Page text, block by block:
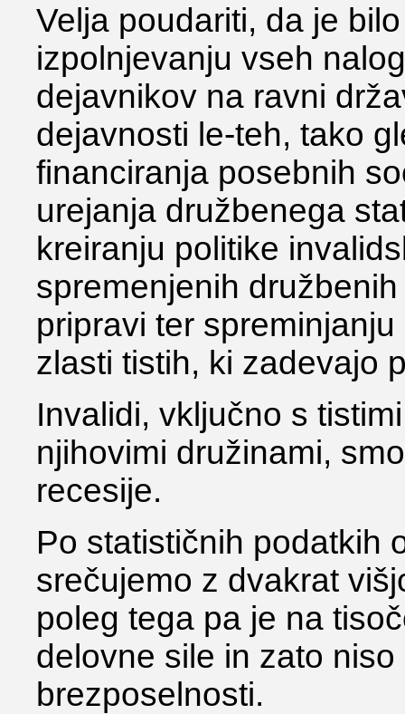
Velja poudariti, da je
izpolnjevanju vseh
dejavnikov na ravni
dejavnosti le-teh, tako
financiranja posebnih
urejanja družbenega
kreiranju politike
spremenjenih
pripravi ter
zlasti tistih, ki zadevajo
Invalidi, vključno s
njihovimi družinami,
recesije.
Po statističnih podatkih
srečujemo z dvakrat
poleg tega pa je na
delovne sile in zato
brezposelnosti.